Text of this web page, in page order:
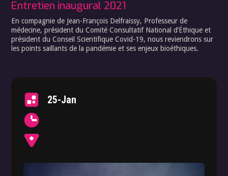
Entretien inaugural 2021
En compagnie de Jean-François Delfraissy, Professeur de
médecine, président du Comité Consultatif National d’Éthique et
président du Conseil Scientifique Covid-19, nous reviendrons sur
les points saillants de la pandémie et ses enjeux bioéthiques.
25-Jan